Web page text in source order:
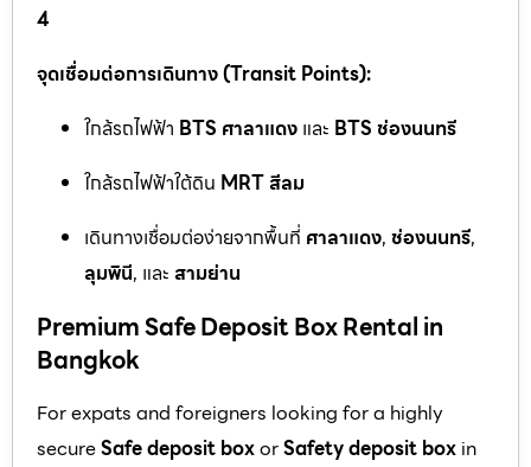
4
จุดเชื่อมต่อการเดินทาง (Transit Points):
ใกล้รถไฟฟ้า BTS ศาลาแดง และ BTS ช่องนนทรี
ใกล้รถไฟฟ้าใต้ดิน MRT สีลม
เดินทางเชื่อมต่อง่ายจากพื้นที่ ศาลาแดง, ช่องนนทรี,
ลุมพินี, และ สามย่าน
Premium Safe Deposit Box Rental in
Bangkok
For expats and foreigners looking for a highly
secureSafe deposit boxorSafety deposit box in